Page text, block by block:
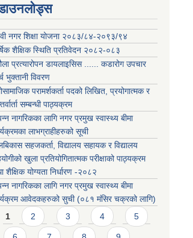
नगर शिक्षा योजना २०८३/८४-२०९३/९४
शैक्षिक स्थिति प्रतिवेदन २०८२-०८३
प्रत्यारोपन डायलाइसिस ...... कडारोग उपचार
भुक्तानी विवरण
परामर्शकर्ता पदको लिखित, प्रयोगात्मक र
सम्बन्धी पाठ्यक्रम
नागरिकका लागि नगर प्रमुख स्वास्थ्य बीमा
लाभग्राहीहरुको सूची
सहजकर्ता, विद्यालय सहायक र विद्यालय
खुला प्रतियोगितात्मक परीक्षाको पाठ्यक्रम
शैक्षिक योग्यता निर्धारण -२०८२
नागरिकका लागि नगर प्रमुख स्वास्थ्य बीमा
आवेदकहरुको सुची (०८१ मंसिर चक्रको लागि)
Pages
1 2 3 4 5